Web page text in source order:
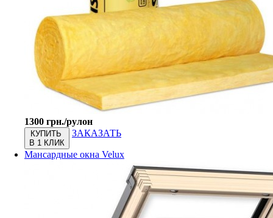
1300 грн./рулон
КУПИТЬ
В 1 КЛИК
ЗАКАЗАТЬ
Мансардные окна Velux